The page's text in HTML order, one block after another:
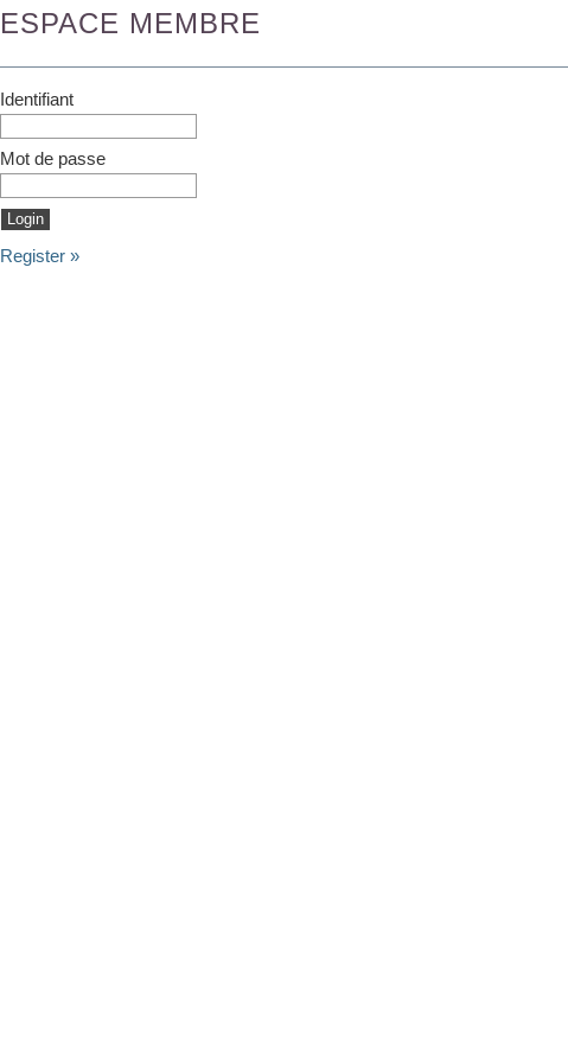
ESPACE MEMBRE
Identifiant
Mot de passe
Register »